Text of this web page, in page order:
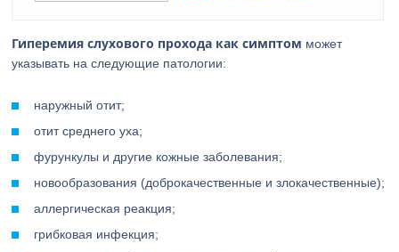
Гиперемия слухового прохода как симптом может
указывать на следующие патологии:
наружный отит;
отит среднего уха;
фурункулы и другие кожные заболевания;
новообразования (доброкачественные и злокачественные);
аллергическая реакция;
грибковая инфекция;